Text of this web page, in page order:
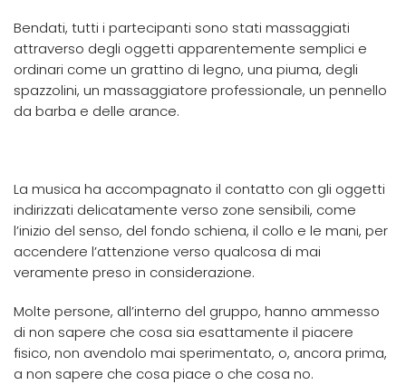
Bendati, tutti i partecipanti sono stati massaggiati
attraverso degli oggetti apparentemente semplici e
ordinari come un grattino di legno, una piuma, degli
spazzolini, un massaggiatore professionale, un pennello
da barba e delle arance.
La musica ha accompagnato il contatto con gli oggetti
indirizzati delicatamente verso zone sensibili, come
l’inizio del senso, del fondo schiena, il collo e le mani, per
accendere l’attenzione verso qualcosa di mai
veramente preso in considerazione.
Molte persone, all’interno del gruppo, hanno ammesso
di non sapere che cosa sia esattamente il piacere
fisico, non avendolo mai sperimentato, o, ancora prima,
a non sapere che cosa piace o che cosa no.